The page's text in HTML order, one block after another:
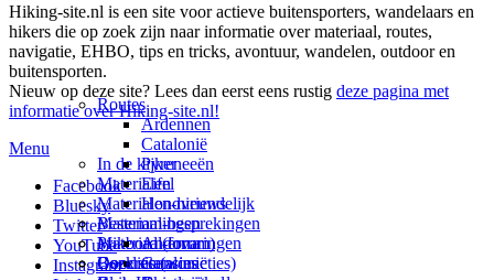
Hiking-site.nl is een site voor actieve buitensporters, wandelaars en
hikers die op zoek zijn naar informatie over materiaal, routes,
navigatie, EHBO, tips en tricks, avontuur, wandelen, outdoor en
buitensporten.
Nieuw op deze site? Lees dan eerst eens rustig deze pagina met
informatie over Hiking-site.nl!
Menu
Facebook
Bluesky
Twitter
YouTube
Instagram
Prikbord (forum)
Goodies (winacties)
In de kijker
Materialen
Materialen-nieuws
Materiaal-besprekingen
Materiaal-ervaringen
Boekrecensies
Routes
Ardennen
Catalonië
Pyreneeën
Eifel
Hondvriendelijk
Bestemmingen
Andorra
Catalonië
Deze site